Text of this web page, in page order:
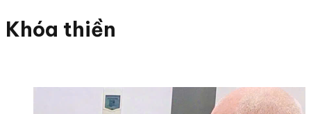
Khóa thiền